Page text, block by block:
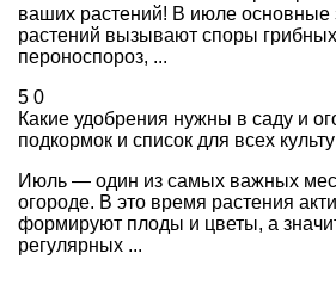
ваших растений! В июле основные
растений вызывают споры
пероноспороз, ...
5 0
Какие удобрения нужны в саду и
подкормок и список для всех
Июль — один из самых важных
огороде. В это время растения
формируют плоды и цветы, а
регулярных ...